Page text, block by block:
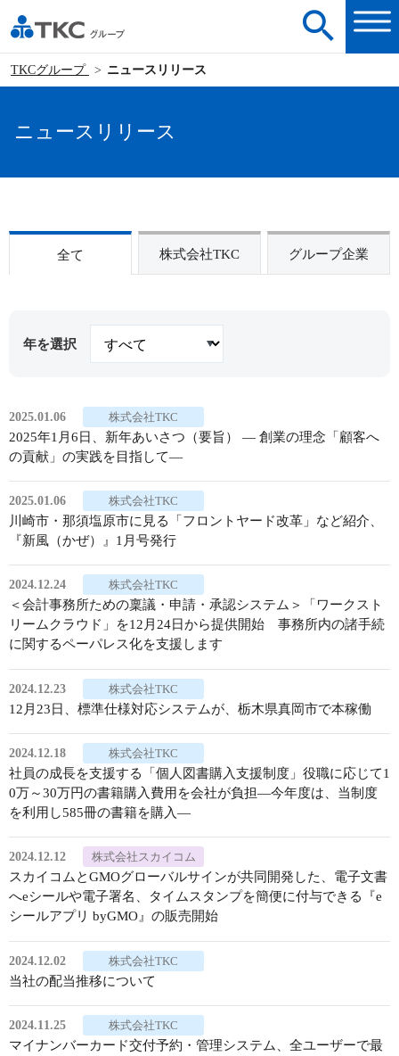
TKCグループ ニュースリリース
ニュースリリース
全て 株式会社TKC グループ企業
年を選択
2025.01.06 株式会社TKC
2025年1月6日、新年あいさつ（要旨） ― 創業の理念「顧客へ
の貢献」の実践を目指して―
2025.01.06 株式会社TKC
川崎市・那須塩原市に見る「フロントヤード改革」など紹介、
『新風（かぜ）』1月号発行
2024.12.24 株式会社TKC
＜会計事務所ための稟議・申請・承認システム＞「ワークスト
リームクラウド」を12月24日から提供開始 事務所内の諸手続
に関するペーパレス化を支援します
2024.12.23 株式会社TKC
12月23日、標準仕様対応システムが、栃木県真岡市で本稼働
2024.12.18 株式会社TKC
社員の成長を支援する「個人図書購入支援制度」役職に応じて1
0万～30万円の書籍購入費用を会社が負担―今年度は、当制度
を利用し585冊の書籍を購入―
2024.12.12 株式会社スカイコム
スカイコムとGMOグローバルサインが共同開発した、電子文書
へeシールや電子署名、タイムスタンプを簡便に付与できる『e
シールアプリ byGMO』の販売開始
2024.12.02 株式会社TKC
当社の配当推移について
2024.11.25 株式会社TKC
マイナンバーカード交付予約・管理システム、全ユーザーで最